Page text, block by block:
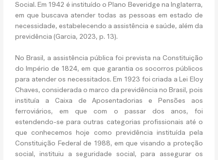
Social. Em 1942 é instituído o Plano Beveridge na Inglaterra,
em que buscava atender todas as pessoas em estado de
necessidade, estabelecendo a assistência e saúde, além da
previdência (Garcia, 2023, p. 13).
No Brasil, a assistência pública foi prevista na Constituição
do Império de 1824, em que garantia os socorros públicos
para atender os necessitados. Em 1923 foi criada a Lei Eloy
Chaves, considerada o marco da previdência no Brasil, pois
instituía a Caixa de Aposentadorias e Pensões aos
ferroviários, em que com o passar dos anos, foi
estendendo-se para outras categorias profissionais até o
que conhecemos hoje como previdência instituída pela
Constituição Federal de 1988, em que visando a proteção
social, instituiu a seguridade social, para assegurar os